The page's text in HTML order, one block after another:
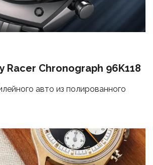
Racer Chronograph 96K118
авто из полированного